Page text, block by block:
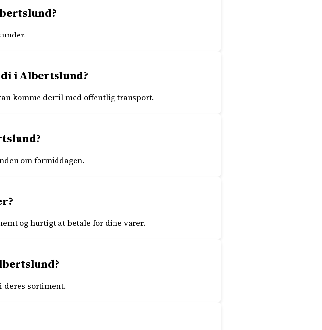
i Albertslund?
komme dertil med offentlig transport.
om formiddagen.
og hurtigt at betale for dine varer.
deres sortiment.